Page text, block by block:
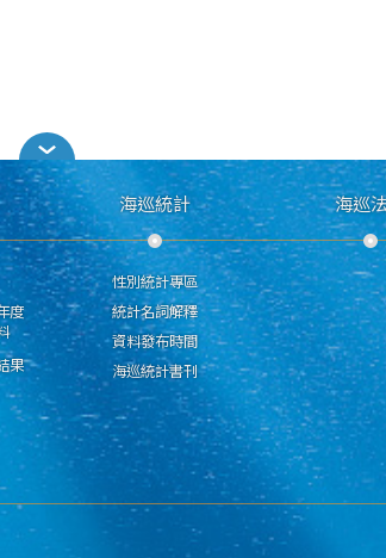
度
果
海巡統計
性別統計專區
統計名詞解釋
資料發布時間
海巡統計書刊
海巡